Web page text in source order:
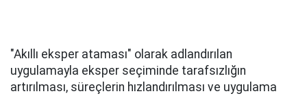
"Akıllı eksper ataması" olarak adlandırılan
uygulamayla eksper seçiminde tarafsızlığın
artırılması, süreçlerin hızlandırılması ve uygulama